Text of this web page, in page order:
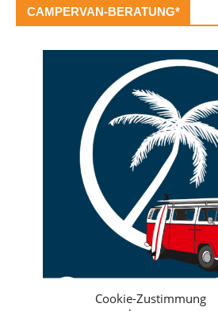
Cookie-Zustimmung
CAMPERVAN-BERATUNG*